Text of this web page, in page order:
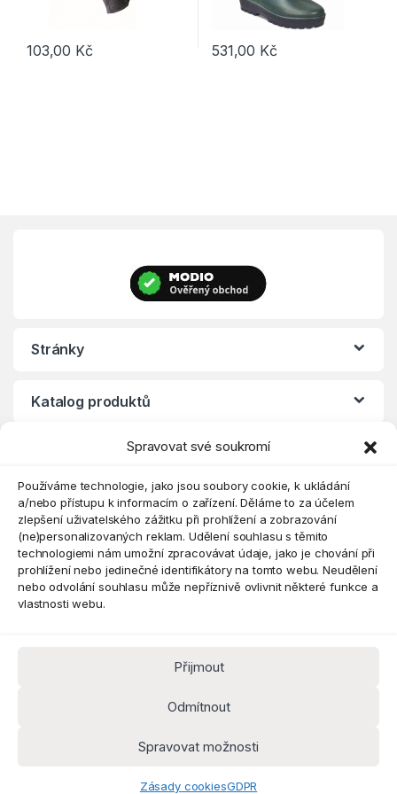
Spravovat své soukromí
Používáme technologie, jako jsou soubory cookie, k ukládání
a/nebo přístupu k informacím o zařízení. Děláme to za účelem
zlepšení uživatelského zážitku při prohlížení a zobrazování
(ne)personalizovaných reklam. Udělení souhlasu s těmito
technologiemi nám umožní zpracovávat údaje, jako je chování při
prohlížení nebo jedinečné identifikátory na tomto webu. Neudělení
nebo odvolání souhlasu může nepříznivě ovlivnit některé funkce a
vlastnosti webu.
Přijmout
Odmítnout
Spravovat možnosti
Zásady cookiesGDPR
103,00 Kč 531,00 Kč
Stránky
Katalog produktů
Máte dotaz? Kontaktujte nás
k.cz
Kancelář 8:30 - 16:00